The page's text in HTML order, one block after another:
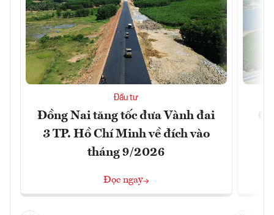
Đầu tư
Đồng Nai tăng tốc đưa Vành đai
3 TP. Hồ Chí Minh về đích vào
tháng 9/2026
Đọc ngay